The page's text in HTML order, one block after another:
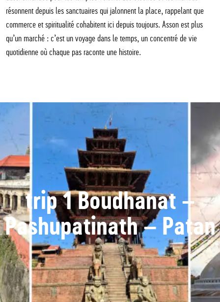
résonnent depuis les sanctuaires qui jalonnent la place, rappelant que
commerce et spiritualité cohabitent ici depuis toujours. Asson est plus
qu’un marché : c’est un voyage dans le temps, un concentré de vie
quotidienne où chaque pas raconte une histoire.
trip 1 Boudhanat –
Pashupatinath – Patan